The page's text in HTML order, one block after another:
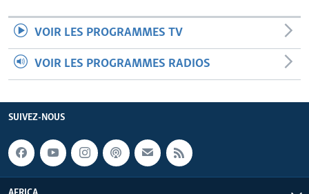
VOIR LES PROGRAMMES TV
VOIR LES PROGRAMMES RADIOS
SUIVEZ-NOUS